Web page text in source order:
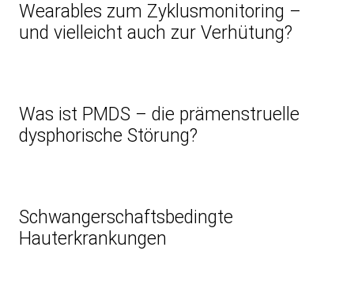
Wearables zum Zyklusmonitoring –
und vielleicht auch zur Verhütung?
Was ist PMDS – die prämenstruelle
dysphorische Störung?
Schwangerschaftsbedingte
Hauterkrankungen